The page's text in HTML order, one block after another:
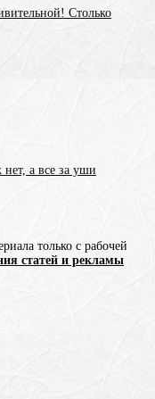
Столько
а все за уши
только с рабочей
статей и рекламы